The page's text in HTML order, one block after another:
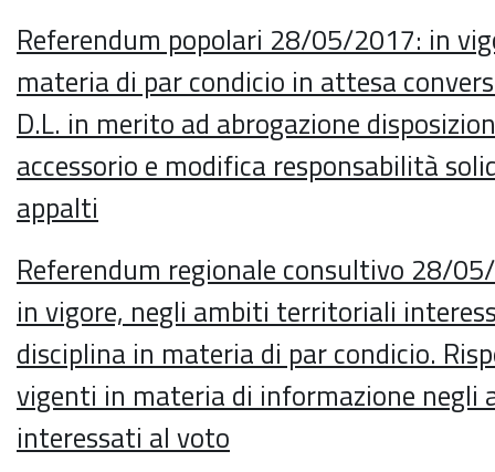
Referendum popolari 28/05/2017: in
materia di par condicio in attesa
D.L. in merito ad abrogazione
accessorio e modifica responsabilità
appalti
Referendum regionale consultivo 28/
in vigore, negli ambiti territoriali
disciplina in materia di par condicio.
vigenti in materia di informazione negli
interessati al voto